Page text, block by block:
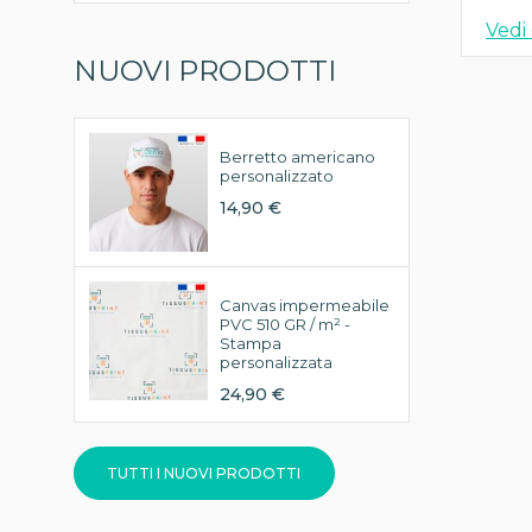
NUOVI PRODOTTI
Berretto americano
personalizzato
14,90 €
Canvas impermeabile
PVC 510 GR / m² -
Stampa
personalizzata
24,90 €
TUTTI I NUOVI PRODOTTI
Vedi